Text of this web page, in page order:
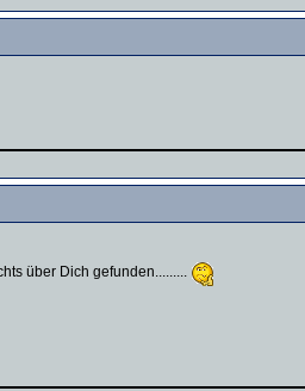
über Dich gefunden.........